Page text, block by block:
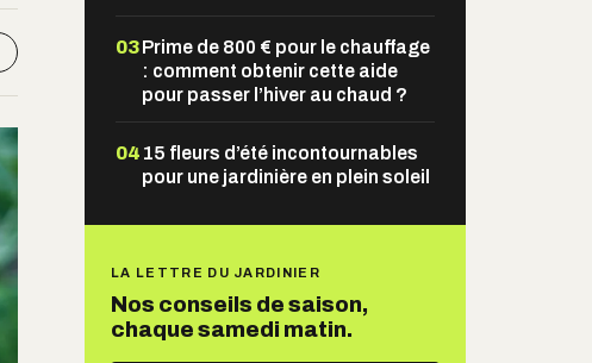
03Prime de 800 € pour le chauffage
: comment obtenir cette aide
pour passer l’hiver au chaud ?
04 15 fleurs d’été incontournables
pour une jardinière en plein soleil
LA LETTRE DU JARDINIER
Nos conseils de saison,
chaque samedi matin.